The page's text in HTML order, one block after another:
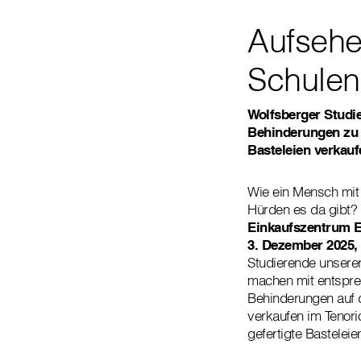
Schulen
Wolfsberger
Behinderungen
Basteleien
Wie ein Mensch
Hürden es da
Einkaufszentrum
3. Dezember
Studierende
machen mit
Behinderungen auf
verkaufen im
gefertigte